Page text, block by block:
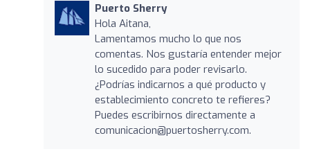
Puerto Sherry
Hola Aitana,
Lamentamos mucho lo que nos
comentas. Nos gustaría entender mejor
lo sucedido para poder revisarlo.
¿Podrías indicarnos a qué producto y
establecimiento concreto te refieres?
Puedes escribirnos directamente a
comunicacion@puertosherry.com.